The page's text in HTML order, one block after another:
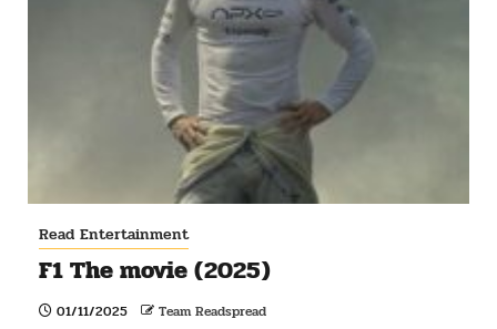
Read Entertainment
F1 The movie (2025)
01/11/2025 Team Readspread